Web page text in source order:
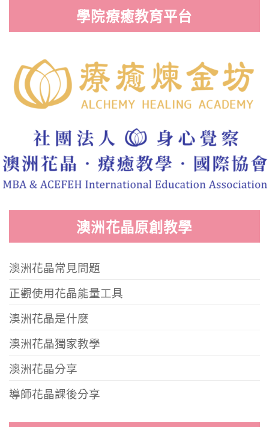
學院療癒教育平台
澳洲花晶原創教學
澳洲花晶常見問題
正觀使用花晶能量工具
澳洲花晶是什麼
澳洲花晶獨家教學
澳洲花晶分享
導師花晶課後分享